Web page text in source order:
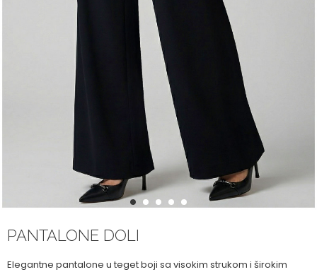
1 2 3 4 5
PANTALONE DOLI
Elegantne pantalone u teget boji sa visokim strukom i širokim